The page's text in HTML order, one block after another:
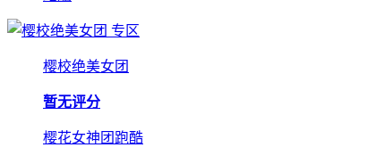
专区
樱校绝美女团
暂无评分
樱花女神团跑酷